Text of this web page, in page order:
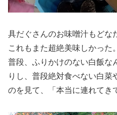
具だぐさんのお味噌汁もどな
これもまた超絶美味しかった。
普段、ふりかけのない白飯な
りし、普段絶対食べない白菜
のを見て、「本当に連れてき